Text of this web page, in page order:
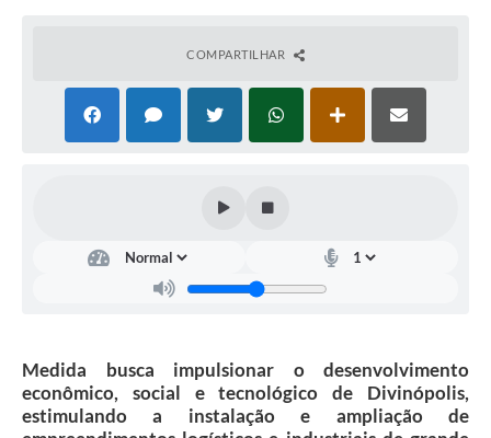
COMPARTILHAR
Medida busca impulsionar o desenvolvimento
econômico, social e tecnológico de Divinópolis,
estimulando a instalação e ampliação de